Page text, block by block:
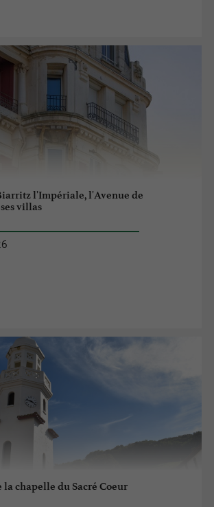
l'Impériale, l'Avenue de
villas
chapelle du Sacré Coeur